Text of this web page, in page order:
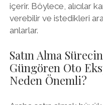
içerir. Böylece, alıcılar
verebilir ve istedikleri
anlarlar.
Satın Alma
Güngören Oto
Neden Önemli?